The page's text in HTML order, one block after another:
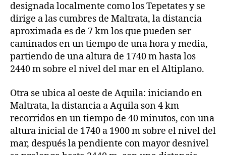
designada localmente como los Tepetates y se
dirige a las cumbres de Maltrata, la distancia
aproximada es de 7 km los que pueden ser
caminados en un tiempo de una hora y media,
partiendo de una altura de 1740 m hasta los
2440 m sobre el nivel del mar en el Altiplano.
Otra se ubica al oeste de Aquila: iniciando en
Maltrata, la distancia a Aquila son 4 km
recorridos en un tiempo de 40 minutos, con una
altura inicial de 1740 a 1900 m sobre el nivel del
mar, después la pendiente con mayor desnivel